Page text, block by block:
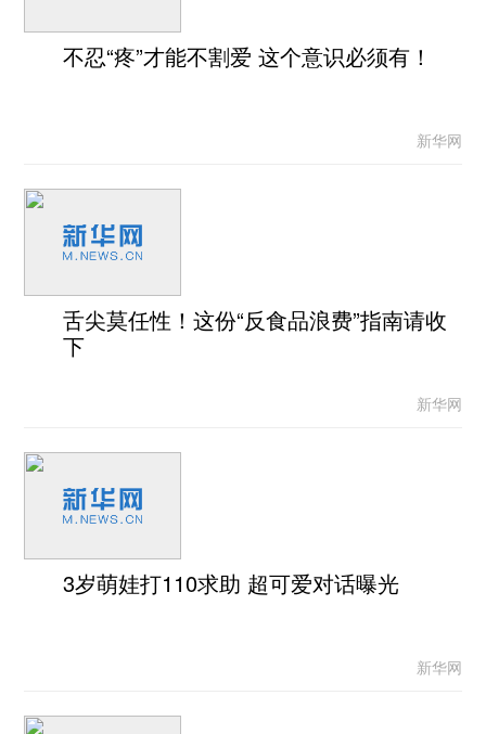
不忍“疼”才能不割爱 这个意识必须有！
新华网
舌尖莫任性！这份“反食品浪费”指南请收
下
新华网
3岁萌娃打110求助 超可爱对话曝光
新华网